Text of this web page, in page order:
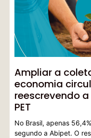
Ampliar a
economia
reescrevendo
PET
No Brasil, apenas
segundo a Abipet. O